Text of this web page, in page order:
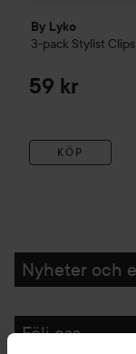
By Lyko
3-pack Stylist
59 kr
KÖP
Nyheter och
Följ oss